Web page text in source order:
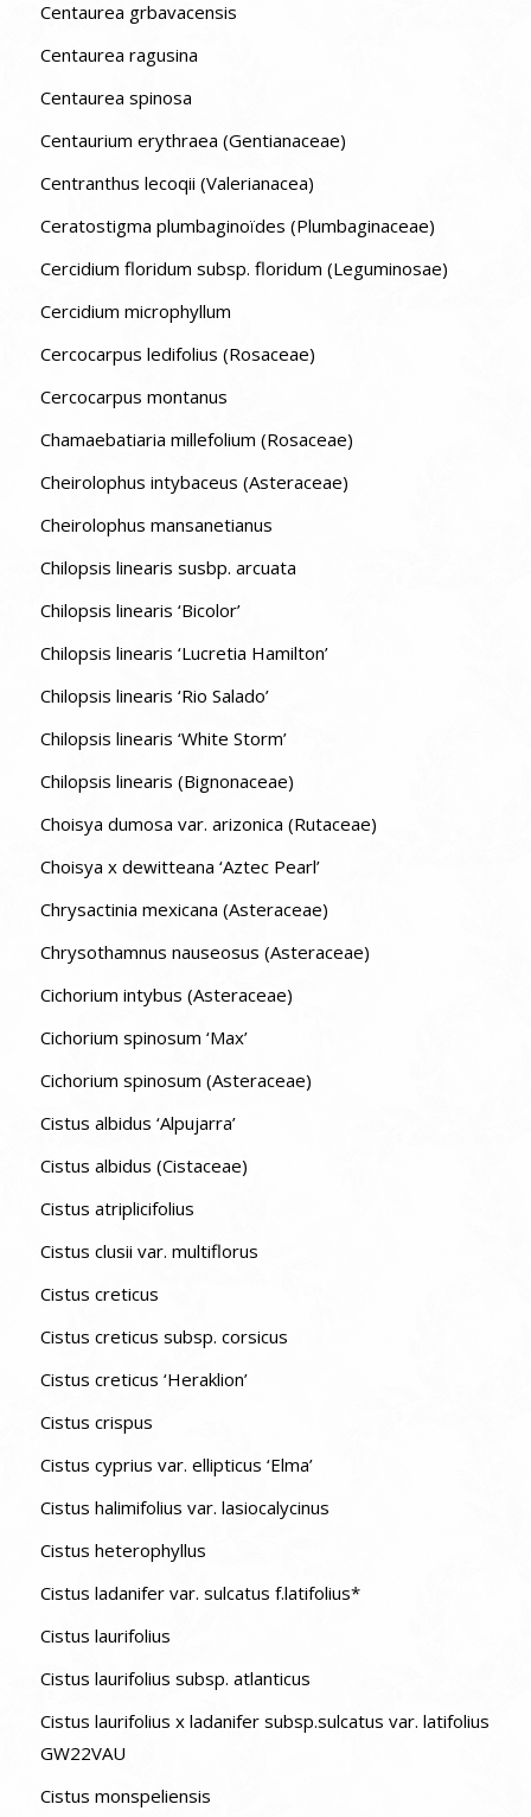
Centaurea grbavacensis
Centaurea ragusina
Centaurea spinosa
Centaurium erythraea (Gentianaceae)
Centranthus lecoqii (Valerianacea)
Ceratostigma plumbaginoïdes (Plumbaginaceae)
Cercidium floridum subsp. floridum (Leguminosae)
Cercidium microphyllum
Cercocarpus ledifolius (Rosaceae)
Cercocarpus montanus
Chamaebatiaria millefolium (Rosaceae)
Cheirolophus intybaceus (Asteraceae)
Cheirolophus mansanetianus
Chilopsis linearis susbp. arcuata
Chilopsis linearis ‘Bicolor’
Chilopsis linearis ‘Lucretia Hamilton’
Chilopsis linearis ‘Rio Salado’
Chilopsis linearis ‘White Storm’
Chilopsis linearis (Bignonaceae)
Choisya dumosa var. arizonica (Rutaceae)
Choisya x dewitteana ‘Aztec Pearl’
Chrysactinia mexicana (Asteraceae)
Chrysothamnus nauseosus (Asteraceae)
Cichorium intybus (Asteraceae)
Cichorium spinosum ‘Max’
Cichorium spinosum (Asteraceae)
Cistus albidus ‘Alpujarra’
Cistus albidus (Cistaceae)
Cistus atriplicifolius
Cistus clusii var. multiflorus
Cistus creticus
Cistus creticus subsp. corsicus
Cistus creticus ‘Heraklion’
Cistus crispus
Cistus cyprius var. ellipticus ‘Elma’
Cistus halimifolius var. lasiocalycinus
Cistus heterophyllus
Cistus ladanifer var. sulcatus f.latifolius*
Cistus laurifolius
Cistus laurifolius subsp. atlanticus
Cistus laurifolius x ladanifer subsp.sulcatus var. latifolius
GW22VAU
Cistus monspeliensis